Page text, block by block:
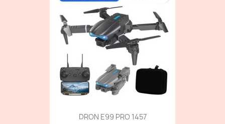
DRON E99 PRO 1457